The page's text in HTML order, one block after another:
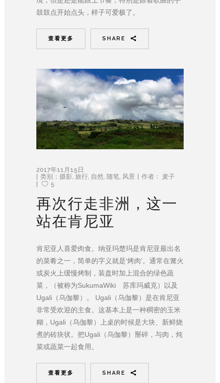
鼓鼓点开始点头，样子可爱极了。
查看更多 SHARE
2017年11月15日
类别： 摄影, 旅行, 自然, 随笔, 风景 作者： 麦子
5
再次行走非洲，这一
站在肯尼亚
肯尼亚人喜爱肉食。纳亚玛楚玛是肯尼亚最出名
的菜肴之一，简单的字义就是‘烤肉’。通常在篝火
或炭火上缓慢烤制，装盘时加上混合的绿色蔬
菜，（被称为SukumaWiki 苏库玛威克）以及
Ugali（乌伽黎）。 Ugali（乌伽黎）是在肯尼亚
非常受欢迎的主食。这基本上是一种稠密的玉米
糊，Ugali（乌伽黎）上桌的时候是大块、新鲜烧
煮的砖块状。把Ugali（乌伽黎）掰碎，与肉，炖
菜或蔬菜一起食用。
查看更多 SHARE